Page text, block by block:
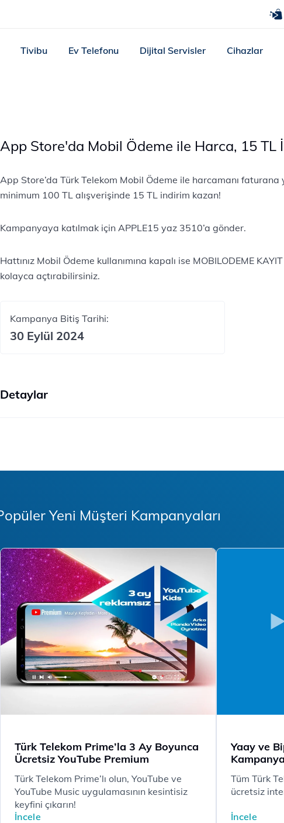
Tivibu Ev Telefonu Dijital Servisler Cihazlar
App Store'da Mobil Ödeme ile Harca, 15 TL
App Store’da Türk Telekom Mobil Ödeme ile harcamanı
minimum 100 TL alışverişinde 15 TL indirim kazan!
Kampanyaya katılmak için APPLE15 yaz 3510’a gönder.
Hattınız Mobil Ödeme kullanımına kapalı ise MOBILODEME
kolayca açtırabilirsiniz.
Kampanya Bitiş Tarihi:
30 Eylül 2024
Detaylar
Yeni Müşteri Kampanyaları
Türk Telekom Prime’la 3 Ay Boyunca
Ücretsiz YouTube Premium
Türk Telekom Prime’lı olun, YouTube ve
YouTube Music uygulamasının kesintisiz
keyfini çıkarın!
İncele
Yaay ve
Tüm Türk
ücretsiz
İncele